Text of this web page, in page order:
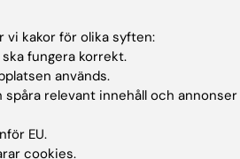
2026
och
vid kronisk
Ebola: från
vi kakor för olika syften:
fungera korrekt.
används.
relevant innehåll och
EU.
cookies.